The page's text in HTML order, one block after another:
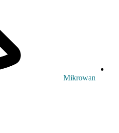
Mikrowan